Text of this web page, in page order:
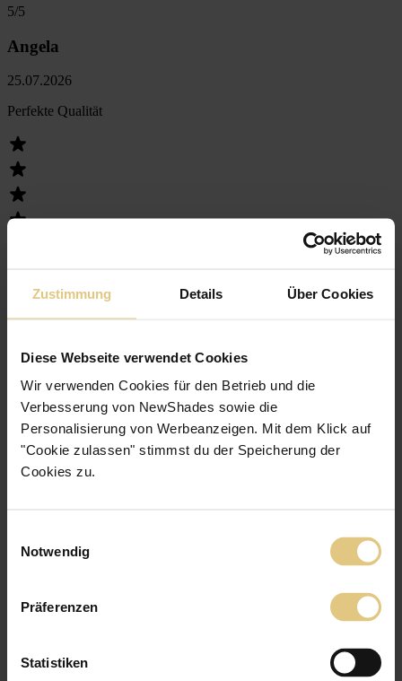
Zustimmung Details Über Cookies
Diese Webseite verwendet Cookies
Wir verwenden Cookies für den Betrieb und die
Verbesserung von NewShades sowie die
Personalisierung von Werbeanzeigen. Mit dem Klick auf
"Cookie zulassen" stimmst du der Speicherung der
Cookies zu.
Notwendig
Präferenzen
Statistiken
5/5
Angela
25.07.2026
Perfekte Qualität
Karina D.
Super Vorhänge
Angela O.
Die Vorhänge sind genau nach den Maßen angefertigt worden. Der